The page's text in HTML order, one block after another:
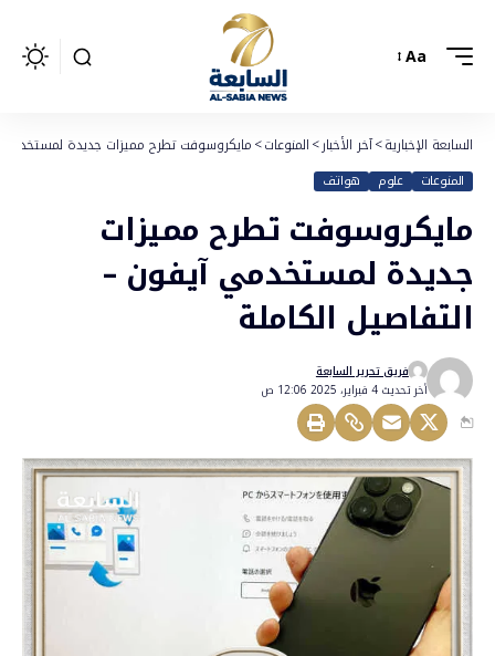
Aa
السابعة الإخبارية>آخر الأخبار>المنوعات>مايكروسوفت تطرح مميزات جديدة لمستخدمي
المنوعات علوم هواتف
مايكروسوفت تطرح مميزات
جديدة لمستخدمي آيفون –
التفاصيل الكاملة
أخر تحديث 4 فبراير، 2025 12:06 ص
فريق تحرير السابعة